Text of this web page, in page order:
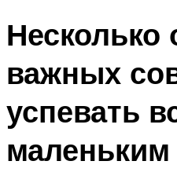
Несколько
важных
успевать